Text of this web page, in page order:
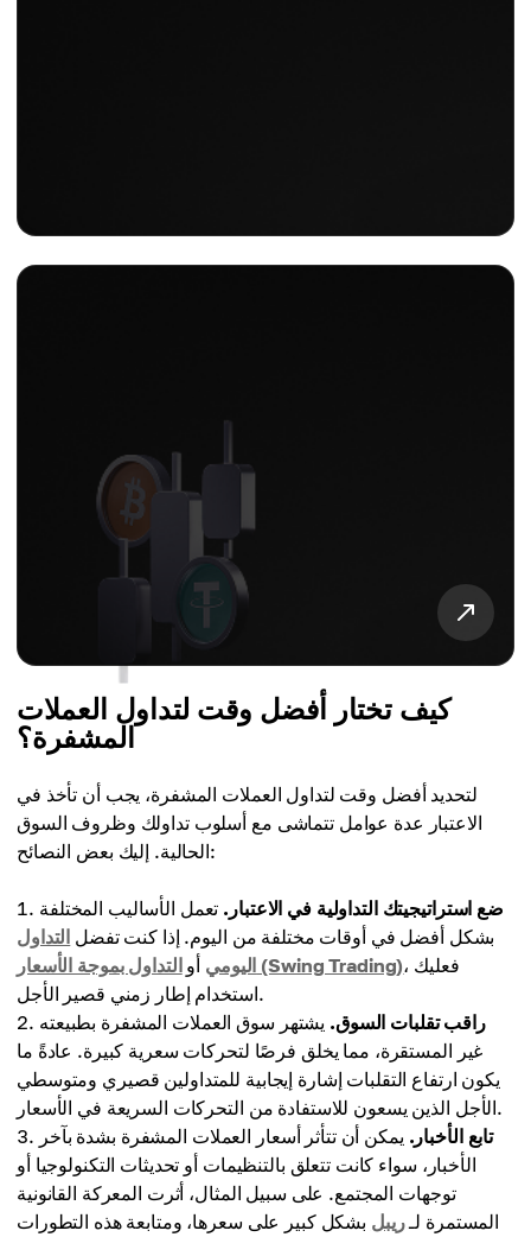
كيف تختار أفضل وقت لتداول العملات
المشفرة؟
لتحديد أفضل وقت لتداول العملات المشفرة، يجب أن تأخذ في
الاعتبار عدة عوامل تتماشى مع أسلوب تداولك وظروف السوق
الحالية. إليك بعض النصائح:
ضع استراتيجيتك التداولية في الاعتبار. تعمل الأساليب المختلفة
بشكل أفضل في أوقات مختلفة من اليوم. إذا كنت تفضل التداول
اليومي أو التداول بموجة الأسعار (Swing Trading)، فعليك
استخدام إطار زمني قصير الأجل.
راقب تقلبات السوق. يشتهر سوق العملات المشفرة بطبيعته
غير المستقرة، مما يخلق فرصًا لتحركات سعرية كبيرة. عادةً ما
يكون ارتفاع التقلبات إشارة إيجابية للمتداولين قصيري ومتوسطي
الأجل الذين يسعون للاستفادة من التحركات السريعة في الأسعار.
تابع الأخبار. يمكن أن تتأثر أسعار العملات المشفرة بشدة بآخر
الأخبار، سواء كانت تتعلق بالتنظيمات أو تحديثات التكنولوجيا أو
توجهات المجتمع. على سبيل المثال، أثرت المعركة القانونية
المستمرة لـريبل بشكل كبير على سعرها، ومتابعة هذه التطورات